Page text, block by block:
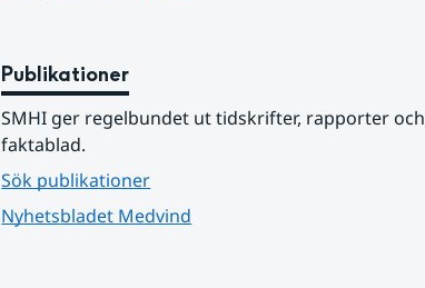
Publikationer
SMHI ger regelbundet ut tidskrifter, rapporter och
faktablad.
Sök publikationer
Nyhetsbladet Medvind